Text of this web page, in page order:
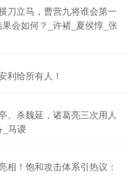
刀立马，曹营九将谁会第一
会如何？_许褚_夏侯惇_张
利给所有人！
、杀魏延，诸葛亮三次用人
马谡
相！饱和攻击体系引热议：